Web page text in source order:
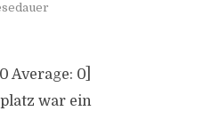
0 Average: 0]
war ein